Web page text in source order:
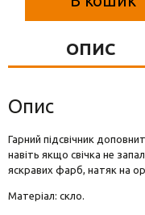
Вази для квітів
Фігурки та статуетки
ОПИС
Опис
Гарний підсвічник
навіть якщо свічка не
яскравих фарб, натяк на
Матеріал: скло.